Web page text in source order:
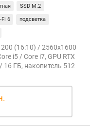
SSD M.2
Fi 6 подсветка
(16:10) / 2560x1600
i5 / Core i7, GPU RTX
16 ГБ, накопитель 512